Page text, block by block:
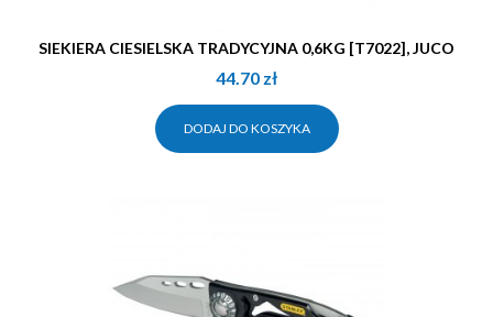
SIEKIERA CIESIELSKA TRADYCYJNA 0,6KG [T7022], JUCO
44.70 zł
DODAJ DO KOSZYKA